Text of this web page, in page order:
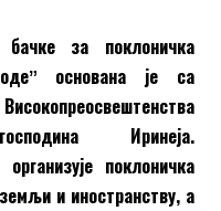
бачке за поклоничка
основана је са
Иринеја.
поклоничка
и иностранству, а